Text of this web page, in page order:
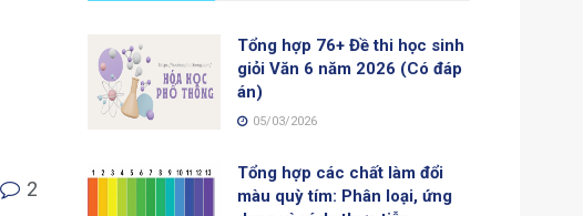
2
Tổng hợp 76+ Đề thi học sinh
giỏi Văn 6 năm 2026 (Có đáp
án)
05/03/2026
Tổng hợp các chất làm đổi
màu quỳ tím: Phân loại, ứng